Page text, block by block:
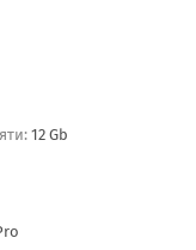
12 Gb